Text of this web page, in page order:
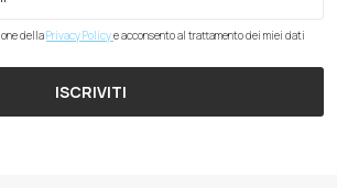
dellaPrivacy Policye acconsento al trattamento dei miei dati
ISCRIVITI